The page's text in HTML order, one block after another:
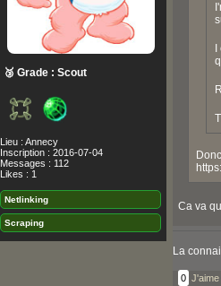
🥉 Grade : Scout
Lieu : Annecy
Inscription : 2016-07-04
Messages : 112
Likes : 1
Netlinking
Scraping
Ca va
La
0